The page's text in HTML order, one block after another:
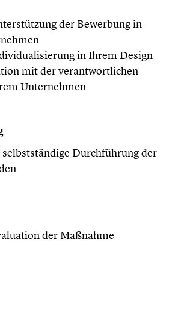
der Bewerbung in
in Ihrem Design
mit der verantwortlichen
Unternehmen
Durchführung der
der Maßnahme